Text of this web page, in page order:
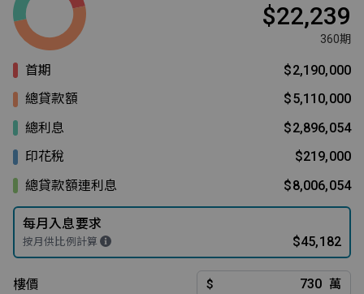
$22,239
360期
首期
$2,190,000
總貸款額
$5,110,000
總利息
$2,896,054
印花稅
$219,000
總貸款額連利息
$8,006,054
每月入息要求
按月供比例計算 $45,182
樓價 $ 萬